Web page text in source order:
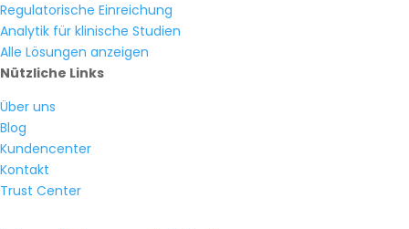
Regulatorische Einreichung
Analytik für klinische Studien
Alle Lösungen anzeigen
Nützliche Links
Über uns
Blog
Kundencenter
Kontakt
Trust Center